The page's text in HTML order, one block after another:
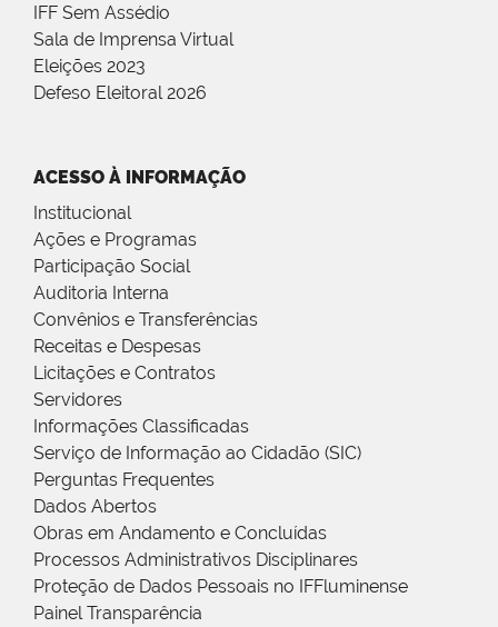
IFF Sem Assédio
Sala de Imprensa Virtual
Eleições 2023
Defeso Eleitoral 2026
ACESSO À INFORMAÇÃO
Institucional
Ações e Programas
Participação Social
Auditoria Interna
Convênios e Transferências
Receitas e Despesas
Licitações e Contratos
Servidores
Informações Classificadas
Serviço de Informação ao Cidadão (SIC)
Perguntas Frequentes
Dados Abertos
Obras em Andamento e Concluídas
Processos Administrativos Disciplinares
Proteção de Dados Pessoais no IFFluminense
Painel Transparência